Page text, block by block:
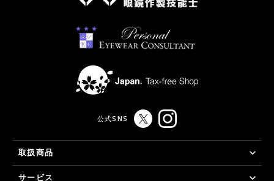
公式SNS
取扱商品
サービス